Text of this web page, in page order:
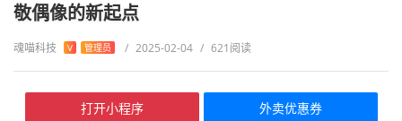
敬偶像的新起点
魂喵科技 V 管理员 / 2025-02-04 / 621阅读
打开小程序 外卖优惠券